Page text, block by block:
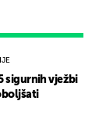
sigurnih vježbi